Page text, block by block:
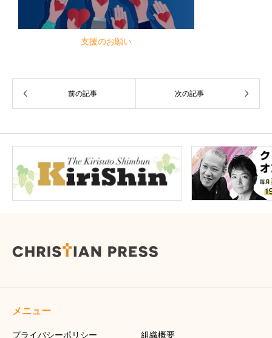
支援のお願い
前の記事 次の記事
メニュー
プライバシーポリシー 組織概要